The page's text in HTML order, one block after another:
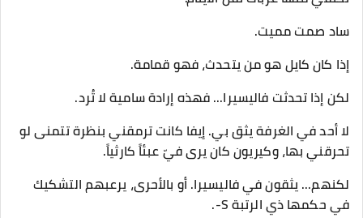
​ساد صمت مميت.
​إذا كان كايل هو من يتحدث، فهو قمامة.
لكن إذا تحدثت فاليسيرا... فهذه إرادة سامية لا تُرد.
​لا أحد في الغرفة يثق بي. إيفا كانت ترمقني بنظرة تتمنى لو
تحرقني بها، وكيريون كان يرى فيّ عبئاً كارثياً.
لكنهم... يثقون في فاليسيرا. أو بالأحرى، يرعبهم التشكيك
في حكمها ذي الرتبة S-.